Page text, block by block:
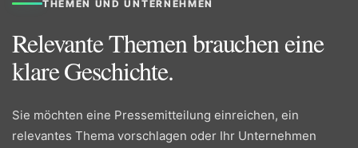
THEMEN UND UNTERNEHMEN
Relevante Themen brauchen eine
klare Geschichte.
Sie möchten eine Pressemitteilung einreichen, ein
relevantes Thema vorschlagen oder Ihr Unternehmen